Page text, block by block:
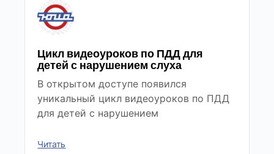
Цикл видеоуроков по ПДД для
детей с нарушением слуха
В открытом доступе появился
уникальный цикл видеоуроков по ПДД
для детей с нарушением
Читать